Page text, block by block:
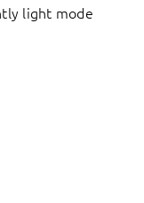
light mode